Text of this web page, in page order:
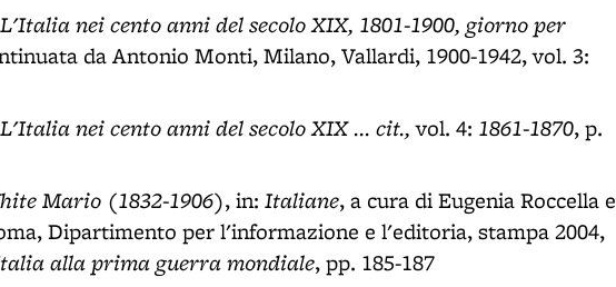
L'Italia nei cento anni del secolo XIX, 1801-1900, giorno per
da Antonio Monti, Milano, Vallardi, 1900-1942, vol. 3:
L'Italia nei cento anni del secolo XIX ... cit.,vol. 4: 1861-1870, p.
Mario (1832-1906), in: Italiane, a cura di Eugenia Roccella e
Dipartimento per l'informazione e l'editoria, stampa 2004,
alla prima guerra mondiale, pp. 185-187